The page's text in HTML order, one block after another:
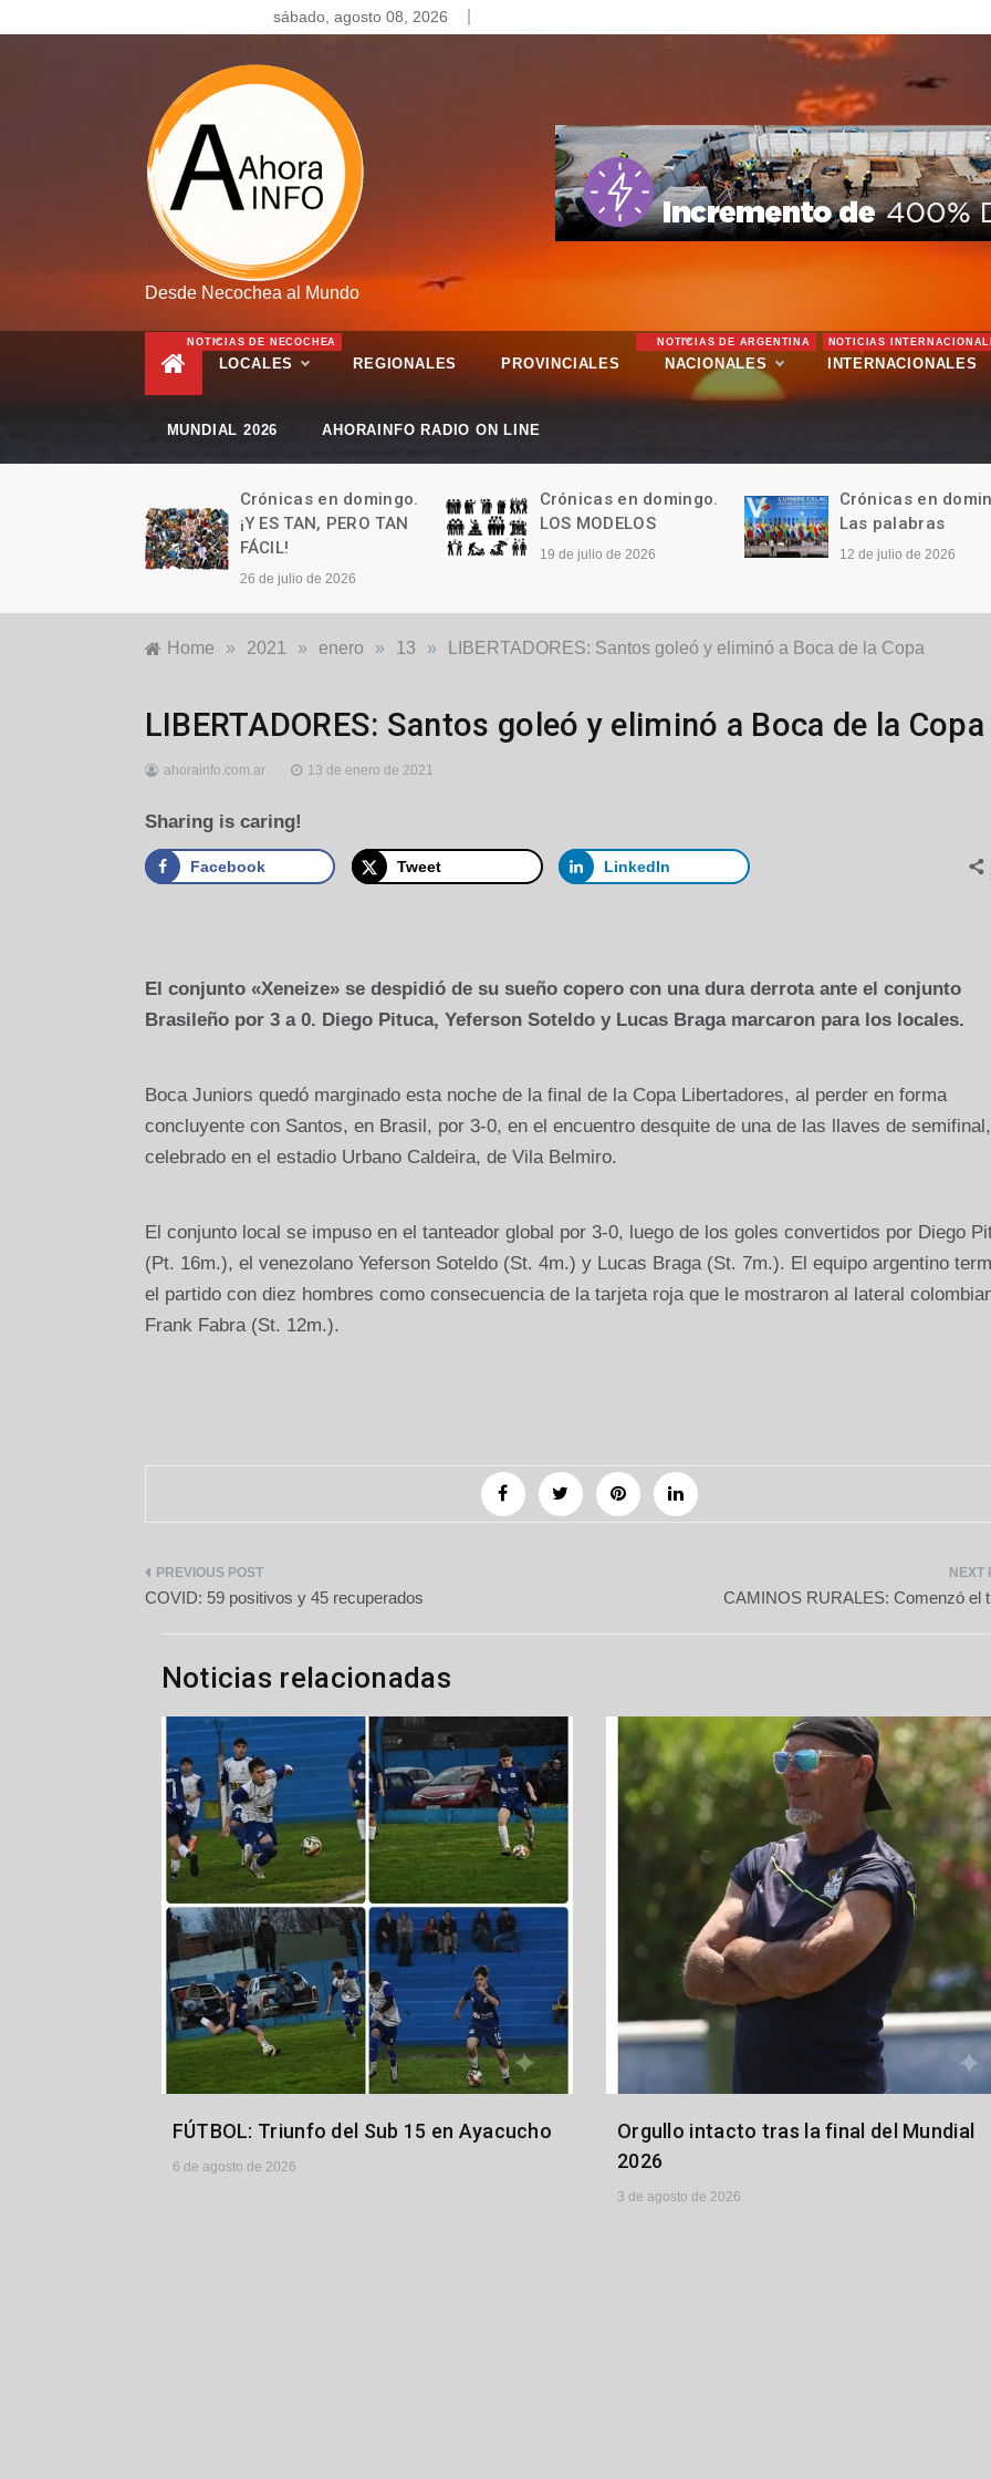
to
sábado, agosto 08, 2026
Desde Necochea al Mundo
LOCALES
NOTICIAS DE NECOCHEA
REGIONALES PROVINCIALES NACIONALES
NOTICIAS DE ARGENTINA
INTERNACIONALES
NOTICIAS
MUNDIAL 2026 AHORAINFO RADIO ON LINE
Crónicas en domingo.
¡Y ES TAN, PERO TAN
FÁCIL!
26 de julio de 2026
Crónicas en domingo.
LOS MODELOS
19 de julio de 2026
Crónicas en
Las palabras
12 de julio de 2026
Home » 2021 » enero » 13 » LIBERTADORES: Santos goleó y eliminó a Boca de la Copa
Deportes
LIBERTADORES: Santos goleó y eliminó a Boca de la Copa
ahorainfo.com.ar 13 de enero de 2021
Sharing is caring!
Facebook Tweet LinkedIn
El conjunto «Xeneize» se despidió de su sueño copero con una dura derrota ante el conjunto
Brasileño por 3 a 0. Diego Pituca, Yeferson Soteldo y Lucas Braga marcaron para los locales.
Boca Juniors quedó marginado esta noche de la final de la Copa Libertadores, al perder en forma
concluyente con Santos, en Brasil, por 3-0, en el encuentro desquite de una de las llaves de semifinal,
celebrado en el estadio Urbano Caldeira, de Vila Belmiro.
El conjunto local se impuso en el tanteador global por 3-0, luego de los goles convertidos por Diego
(Pt. 16m.), el venezolano Yeferson Soteldo (St. 4m.) y Lucas Braga (St. 7m.). El equipo argentino
el partido con diez hombres como consecuencia de la tarjeta roja que le mostraron al lateral
Frank Fabra (St. 12m.).
Navegación
de
entradas
COVID: 59 positivos y 45 recuperados CAMINOS RURALES: Comenzó el
Noticias relacionadas
FÚTBOL: Triunfo del Sub 15 en Ayacucho
6 de agosto de 2026
Orgullo intacto tras la final del Mundial
2026
3 de agosto de 2026